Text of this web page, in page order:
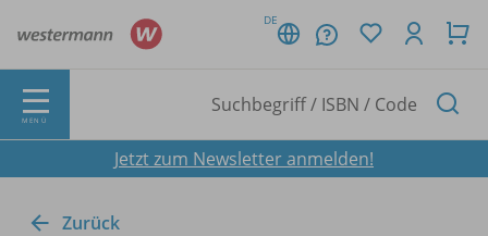
DE
MENÜ
Jetzt zum Newsletter anmelden!
Zurück